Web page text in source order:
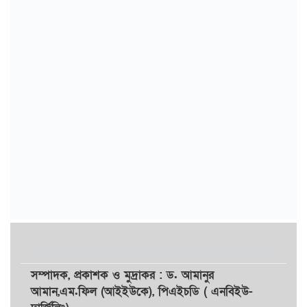
সম্পাদক, প্রকাশকওমুদ্রাকর: ড. আমানুর
আমান,এম.ফিল (আইইউকে), পিএইচডি ( এনবিইউ-